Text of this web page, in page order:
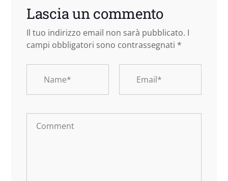
Lascia un commento
Il tuo indirizzo email non sarà pubblicato. I
campi obbligatori sono contrassegnati *